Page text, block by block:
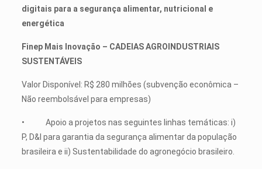
digitais para a segurança alimentar, nutricional e
energética
Finep Mais Inovação – CADEIAS AGROINDUSTRIAIS
SUSTENTÁVEIS
Valor Disponível: R$ 280 milhões (subvenção econômica –
Não reembolsável para empresas)
• Apoio a projetos nas seguintes linhas temáticas: i)
P, D&I para garantia da segurança alimentar da população
brasileira e ii) Sustentabilidade do agronegócio brasileiro.